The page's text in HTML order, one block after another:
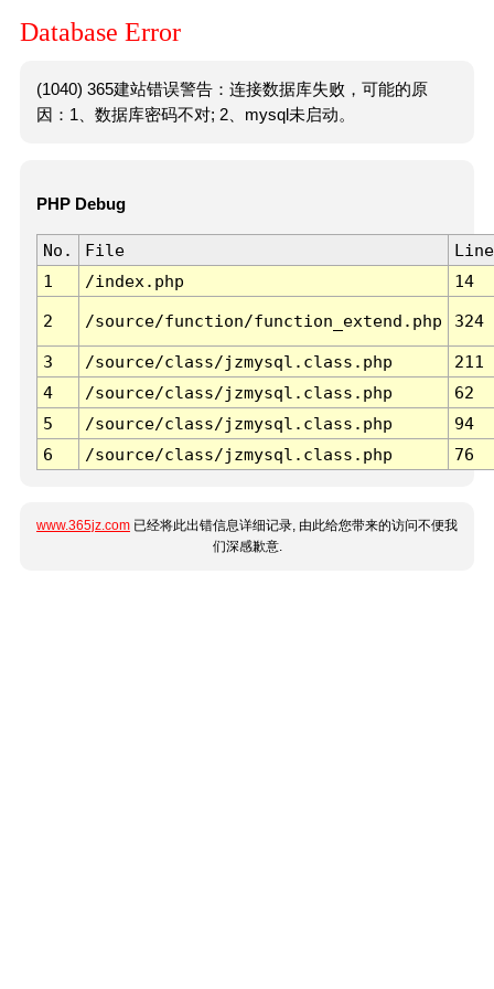
Database Error
(1040) 365建站错误警告：连接数据库失败，可能的原
因：1、数据库密码不对; 2、mysql未启动。
PHP Debug
No. File
Line
1
/index.php 14
2 /source/function/function_extend.php 324
3 /source/class/jzmysql.class.php
211
4
/source/class/jzmysql.class.php
62
5
/source/class/jzmysql.class.php
94
6
/source/class/jzmysql.class.php 76
www.365jz.com 已经将此出错信息详细记录, 由此给您带来的访问不便我
们深感歉意.